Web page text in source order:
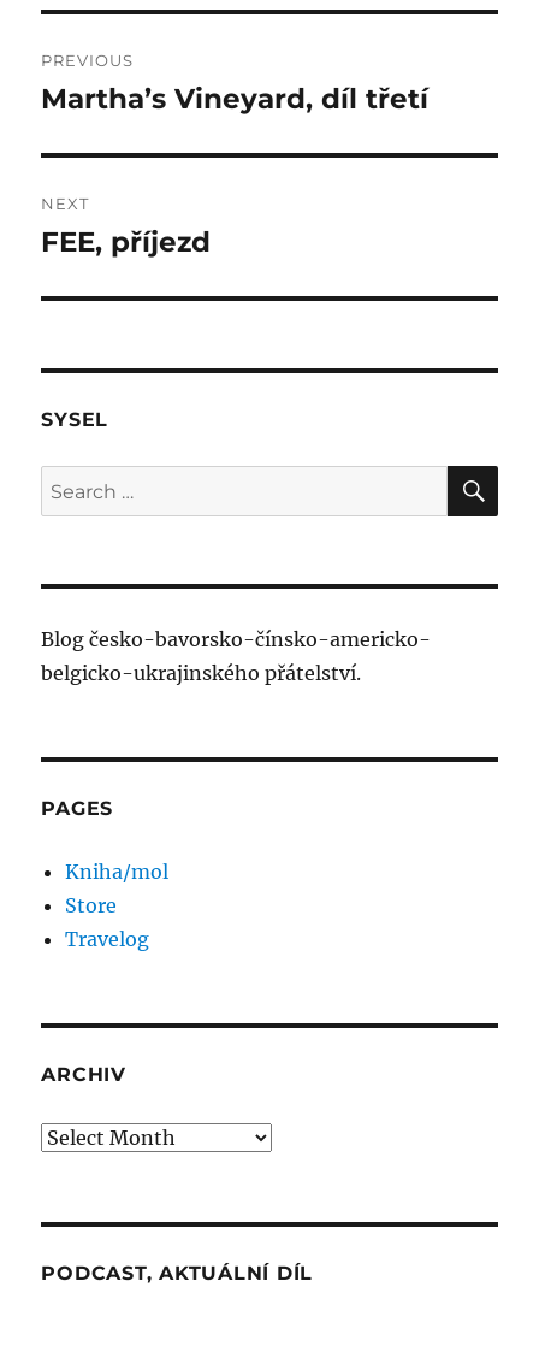
navigation
PREVIOUS
Previous
Martha’s Vineyard, díl třetí
NEXT
Next
FEE, příjezd
SYSEL
Search
for:
Blog česko-bavorsko-čínsko-americko-
belgicko-ukrajinského přátelství.
PAGES
Kniha/mol
Store
Travelog
ARCHIV
Archiv
PODCAST, AKTUÁLNÍ DÍL